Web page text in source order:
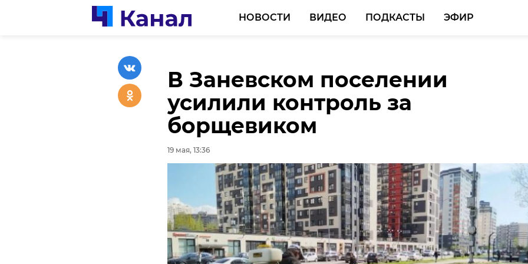
НОВОСТИ ВИДЕО ПОДКАСТЫ ЭФИР
В Заневском поселении
усилили контроль за
борщевиком
19 мая, 13:36
«Ленинградец» одержал две
победы в ЮФЛ Северо-Запад
19 мая, 13:14